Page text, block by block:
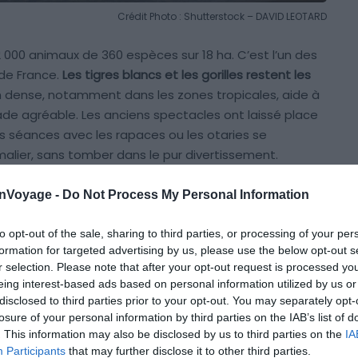
- Do Not Process My Personal Information
opt-out of the sale, sharing to third parties, or processing of your
for targeted advertising by us, please use the below opt-out
selection. Please note that after your opt-out request is processed
interest-based ads based on personal information utilized by us
to third parties prior to your opt-out. You may separately
of your personal information by third parties on the IAB’s list of
This information may also be disclosed by us to third parties on the
Participants that may further disclose it to other third parties.
Crédit Photo : Shutterstock – DAVID LEOTARD
animaux de 360 espèces sur 18 ha. C’est l’un des
France. Les tigres blancs et les gorilles restent les
dense, notamment dans les zones tropicales, aide à
agréable. Les anciens spectacles ont laissé place
avec les rapaces ou les otaries se
sans tomber dans le pur divertissement.
du site, pas 2h en coup de vent. La marche est
chaussures. Les tarifs au guichet s’élèvent
: réservez des billets datés sur internet
5 € par personne et vous éviterez les files
le week-end.
le zoo